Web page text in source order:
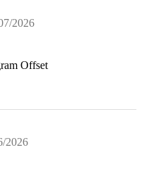
2026
Offset
2026